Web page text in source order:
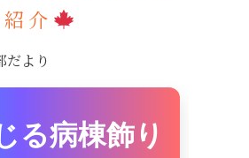
介
だより
る病棟飾り